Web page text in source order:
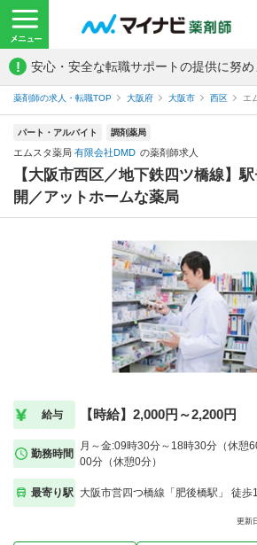
! 安心・安全な転職サポートの提供に努め
薬剤師の求人・転職TOP 大阪府 大阪市 西区 エ
パート・アルバイト 調剤薬局
エムスタ薬局 有限会社DMD の薬剤師求人
【大阪市西区／地下鉄四ツ橋線】
開／アットホームな薬局
給与 【時給】2,000円～2,200円
勤務時間
月～金:09時30分～18時30分（休憩
00分（休憩0分）
最寄り駅 大阪市営四つ橋線「肥後橋駅」 徒歩
更新